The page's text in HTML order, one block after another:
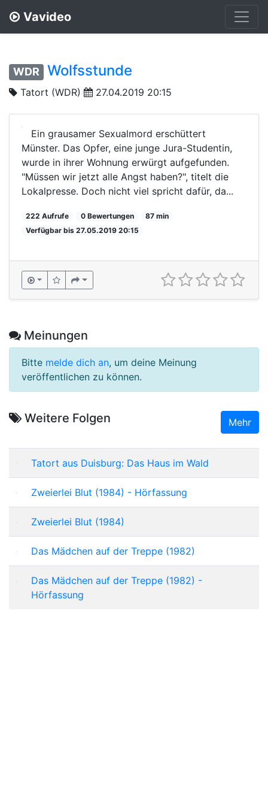
Vavideo
WDR Wolfsstunde
Tatort (WDR) 27.04.2019 20:15
Ein grausamer Sexualmord erschüttert
Münster. Das Opfer, eine junge Jura-Studentin,
wurde in ihrer Wohnung erwürgt aufgefunden.
"Müssen wir jetzt alle Angst haben?", titelt die
Lokalpresse. Doch nicht viel spricht dafür, da...
222 Aufrufe 0 Bewertungen
87 min
Verfügbar bis 27.05.2019 20:15
Meinungen
Bitte melde dich an, um deine Meinung
veröffentlichen zu können.
Weitere Folgen Mehr
Tatort aus Duisburg: Das Haus im Wald
Zweierlei Blut (1984) - Hörfassung
Zweierlei Blut (1984)
Das Mädchen auf der Treppe (1982)
Das Mädchen auf der Treppe (1982) -
Hörfassung